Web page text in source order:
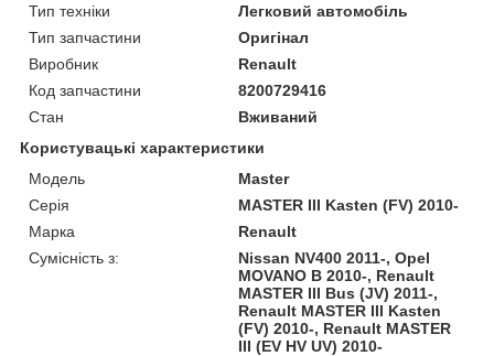
Тип техніки
Легковий автомобіль
Тип запчастини
Оригінал
Виробник
Renault
Код запчастини
8200729416
Стан
Вживаний
Користувацькі характеристики
Модель
Master
Серія
MASTER III Kasten (FV) 2010-
Марка
Renault
Сумісність з:
Nissan NV400 2011-, Opel
MOVANO B 2010-, Renault
MASTER III Bus (JV) 2011-,
Renault MASTER III Kasten
(FV) 2010-, Renault MASTER
III (EV HV UV) 2010-